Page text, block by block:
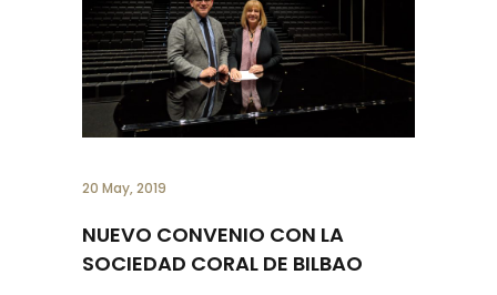
20 May, 2019
NUEVO CONVENIO CON LA
SOCIEDAD CORAL DE BILBAO